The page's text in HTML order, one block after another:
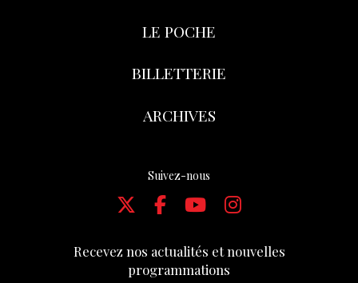
LE POCHE
BILLETTERIE
ARCHIVES
Suivez-nous
Recevez nos actualités et nouvelles
programmations